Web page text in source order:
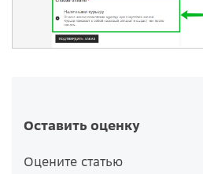
Оставить оценку
Оцените статью